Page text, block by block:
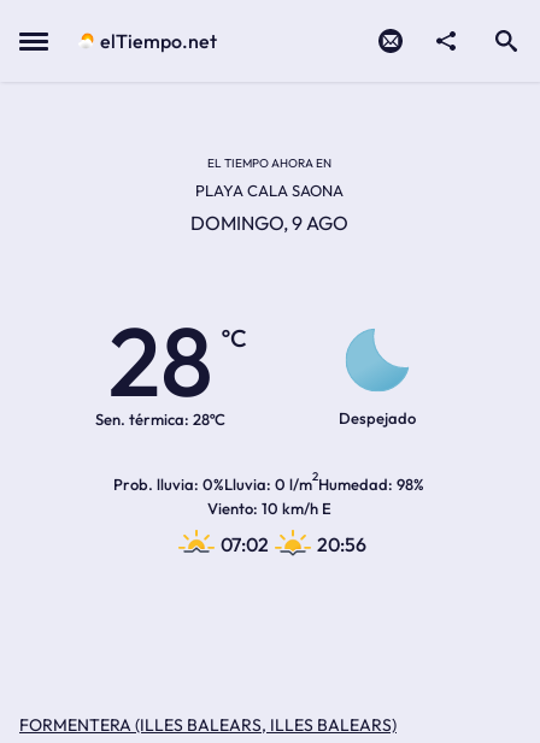
Menu elTiempo.net
EL TIEMPO AHORA EN
PLAYA CALA SAONA
DOMINGO, 9 AGO
28
ºC
Sen. térmica: 28ºC Despejado
Prob. lluvia 0%Lluvia 0 l/m2Humedad 98%
Viento 10 km/h E
07:02 20:56
FORMENTERA (ILLES BALEARS, ILLES BALEARS)